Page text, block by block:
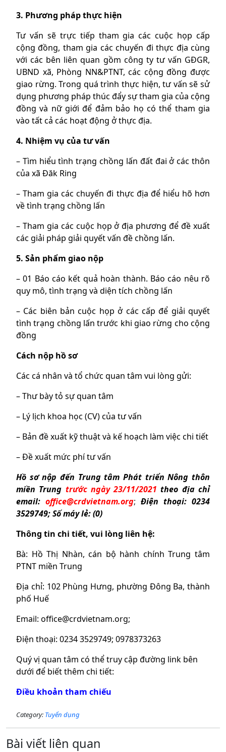
3. Phương pháp thực hiện
Tư vấn sẽ trực tiếp tham gia các cuộc họp cấp
cộng đồng, tham gia các chuyến đi thực địa cùng
với các bên liên quan gồm công ty tư vấn GĐGR,
UBND xã, Phòng NN&PTNT, các cộng đồng được
giao rừng. Trong quá trình thực hiện, tư vấn sẽ sử
dụng phương pháp thúc đẩy sự tham gia của cộng
đồng và nữ giới để đảm bảo họ có thể tham gia
vào tất cả các hoạt động ở thực địa.
4. Nhiệm vụ của tư vấn
– Tìm hiểu tình trạng chồng lấn đất đai ở các thôn
của xã Đăk Ring
– Tham gia các chuyến đi thực địa để hiểu hõ hơn
về tình trạng chồng lấn
– Tham gia các cuộc họp ở địa phương để đề xuất
các giải pháp giải quyết vấn đề chồng lấn.
5. Sản phẩm giao nộp
– 01 Báo cáo kết quả hoàn thành. Báo cáo nêu rõ
quy mô, tình trạng và diện tích chồng lấn
– Các biên bản cuộc họp ở các cấp để giải quyết
tình trạng chồng lấn trước khi giao rừng cho cộng
đồng
Cách nộp hồ sơ
Các cá nhân và tổ chức quan tâm vui lòng gửi:
– Thư bày tỏ sự quan tâm
– Lý lịch khoa học (CV) của tư vấn
– Bản đề xuất kỹ thuật và kế hoạch làm việc chi tiết
– Đề xuất mức phí tư vấn
Hồ sơ nộp đến Trungtâm Phát triển Nông thôn
miền Trung trước ngày 23/11/2021 theo địa chỉ
email: office@crdvietnam.org; Điện thoại: 0234
3529749; Số máy lẻ: (0)
Thông tin chi tiết, vui lòng liên hệ:
Bà: Hồ Thị Nhàn, cán bộ hành chính Trung tâm
PTNT miền Trung
Địa chỉ: 102 Phùng Hưng, phường Đông Ba, thành
phố Huế
Email: office@crdvietnam.org;
Điện thoại: 0234 3529749; 0978373263
Quý vị quan tâm có thể truy cập đường link bên
dưới để biết thêm chi tiết:
Điều khoản tham chiếu
Category: Tuyển dụng
Bài viết liên quan